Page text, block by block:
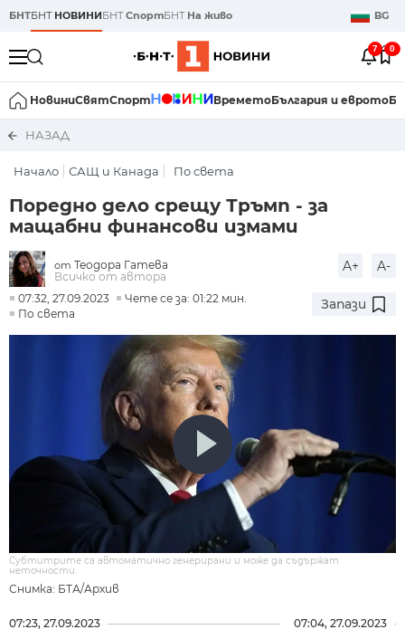
БНТБНТ НОВИНИБНТСпортБНТ На живо BG
7 0
НовиниСвятСпорт ВреметоБългария и еврото
НАЗАД
Начало САЩ и Канада По света
Поредно дело срещу Тръмп - за
мащабни финансови измами
от Теодора Гатева
Всичко от автора
A+ A-
07:32, 27.09.2023
Чете се за: 01:22 мин.
По света
Запази
Снимка: БТА/Архив
Субтитрите са автоматично генерирани и може да съдържат
неточности.
07:23, 27.09.2023 07:04, 27.09.2023